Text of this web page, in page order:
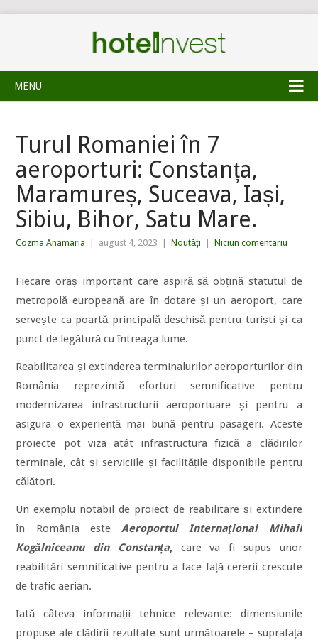
MENU
Turul Romaniei în 7
aeroporturi: Constanța,
Maramureș, Suceava, Iași,
Sibiu, Bihor, Satu Mare.
Cozma Anamaria august 4, 2023 Noutăți Niciun comentariu
Fiecare oraș important care aspiră să obțină statutul de
metropolă europeană are în dotare și un aeroport, care
servește ca poartă principală deschisă pentru turiști și ca
punct de legătură cu întreaga lume.
Reabilitarea și extinderea terminalurilor aeroporturilor din
România reprezintă eforturi semnificative pentru
modernizarea infrastructurii aeroportuare și pentru a
asigura o experiență mai bună pentru pasageri. Aceste
proiecte pot viza atât infrastructura fizică a clădirilor
terminale, cât și serviciile și facilitățile disponibile pentru
călători.
Un exemplu notabil de proiect de reabilitare și extindere
în România esteAeroportul Internaţional Mihail
Kogălniceanu din Constanța, care va fi supus unor
reabilitări semnificative pentru a face față cererii crescute
de trafic aerian.
Iată câteva informații tehnice relevante: dimensiunile
propuse ale clădirii rezultate sunt următoarele – suprafața